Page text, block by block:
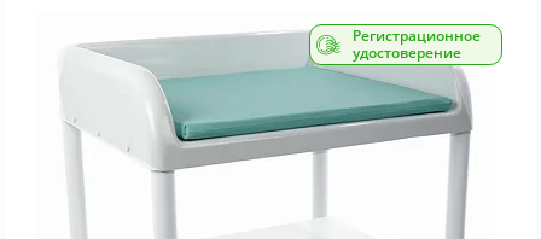
Регистрационное
удостоверение